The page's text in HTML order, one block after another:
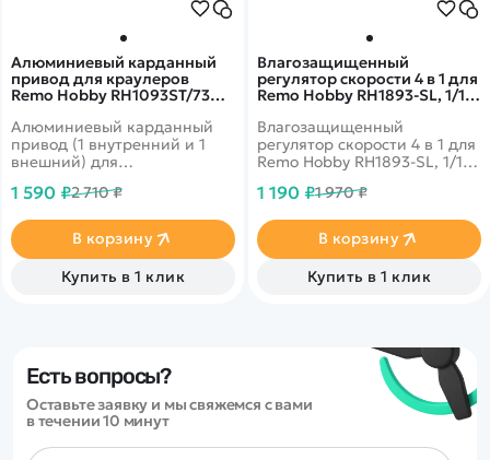
Алюминиевый карданный
привод для краулеров
Remo Hobby RH1093ST/73SJ
Алюминиевый карданный
привод (1 внутренний и 1
внешний) для
краулеров Remo Hobby
1 590 ₽2 710 ₽
В корзину
Купить в 1 клик
Влагозащищенный
регулятор скорости 4 в 1 для
Remo Hobby RH1893-SL, 1/18
Влагозащищенный
регулятор скорости 4 в 1 для
Remo Hobby RH1893-SL, 1/18
1 190 ₽1 970 ₽
В корзину
Купить в 1 клик
Есть вопросы?
Оставьте заявку и мы свяжемся с вами
в течении 10 минут